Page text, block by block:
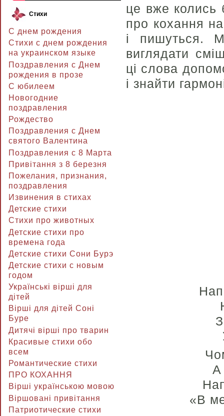
Стихи
С днем рождения
Стихи с днем рождения
на украинском языке
Поздравления с Днем
рождения в прозе
C юбилеем
Новогодние
поздравления
Рождество
Поздравления с Днем
святого Валентина
Поздравления с 8 Марта
Привітання з 8 березня
Пожелания, признания,
поздравления
Извинения в стихах
Детские стихи
Стихи про животных
Детские стихи про
времена года
Детские стихи Сони Бурэ
Детские стихи с новым
годом
Українські вірші для
дітей
Вірші для дітей Соні
Буре
Дитячі вірші про тварин
Красивые стихи обо
всем
Романтические стихи
ПРО КОХАННЯ
Вірші українською мовою
Віршовані привітання
Патриотические стихи
це вже колись
про кохання
і пишуться.
виглядати
ці слова
і знайти
А
«В